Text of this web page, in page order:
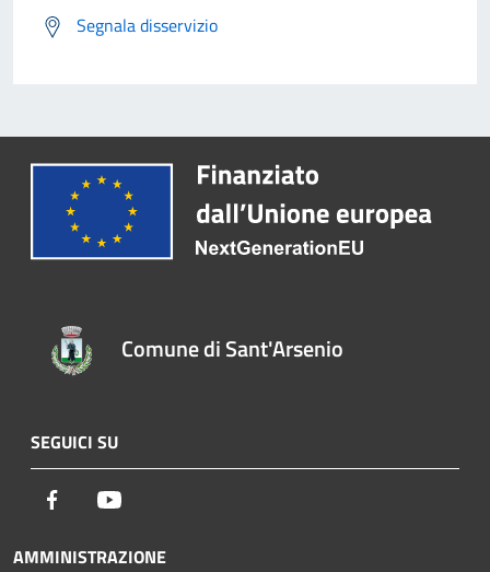
Segnala disservizio
Comune di Sant'Arsenio
SEGUICI SU
Facebook
AMMINISTRAZIONE